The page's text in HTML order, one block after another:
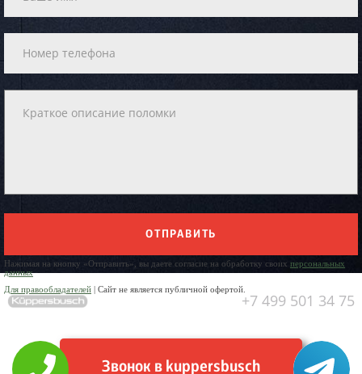
ОТПРАВИТЬ
Нажимая на кнопку «Отправить», вы даете согласие на обработку своих персональных
данных
Для правообладателей | Сайт не является публичной офертой.
+7 499 501 34 75
Звонок в kuppersbusch